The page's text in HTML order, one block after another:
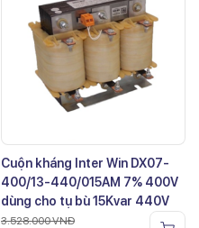
Cuộn kháng Inter Win DX07-
400/13-440/015AM 7% 400V
dùng cho tụ bù 15Kvar 440V
3.528.000VNĐ